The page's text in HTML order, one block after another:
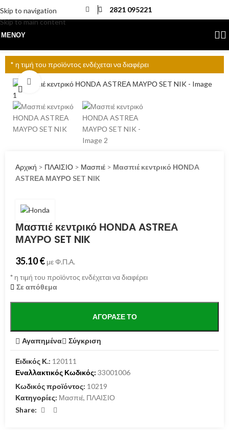
Skip to navigation
Skip to main content
2821 095221
ΜΕΝΟΎ
* η τιμή του προϊόντος ενδέχεται να διαφέρει
Click to enlarge
Αρχική > ΠΛΑΙΣΙΟ > Μασπιέ > Μασπιέ κεντρικό ΗΟΝDA
ASTRΕΑ ΜΑΥΡΟ SET NIK
Μασπιέ κεντρικό ΗΟΝDA ASTRΕΑ
ΜΑΥΡΟ SET NIK
35.10€ με Φ.Π.Α.
*η τιμή του προϊόντος ενδέχεται να διαφέρει
Σε απόθεμα
ΑΓΌΡΑΣΕ ΤΟ
Αγαπημένα Σύγκριση
Ειδικός Κ.: 120111
Εναλλακτικός Κωδικός: 33001006
Κωδικός προϊόντος: 10219
Κατηγορίες: Μασπιέ, ΠΛΑΙΣΙΟ
Share: